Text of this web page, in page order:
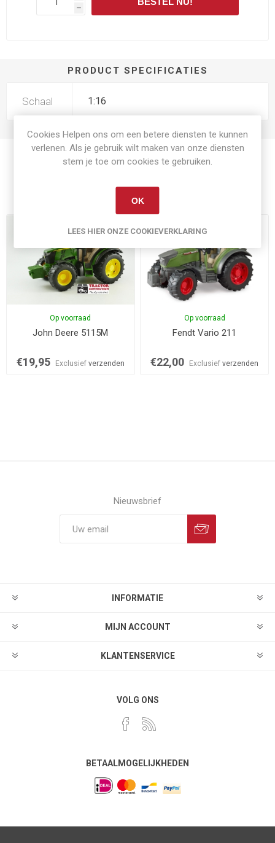
h
PRODUCT SPECIFICATIES
Schaal 1:16
Gerelateerde producten
Op voorraad
John Deere 5115M
€19,95 Exclusief verzenden
Op voorraad
Fendt Vario 211
€22,00 Exclusiefverzenden
Nieuwsbrief
INFORMATIE
MIJN ACCOUNT
KLANTENSERVICE
VOLG ONS
BETAALMOGELIJKHEDEN
Cookies Helpen ons om een betere diensten te kunnen
verlenen. Als je gebruik wilt maken van onze diensten
stem je toe om cookies te gebruiken.
OK
LEES HIER ONZE COOKIEVERKLARING